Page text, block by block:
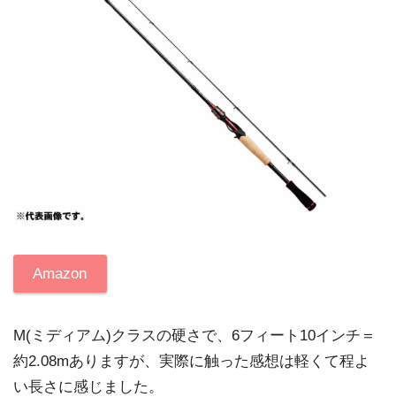
Amazon
M(ミディアム)クラスの硬さで、6フィート10インチ＝
約2.08mありますが、 実際に触った感想は軽くて程よ
い長さに感じました。